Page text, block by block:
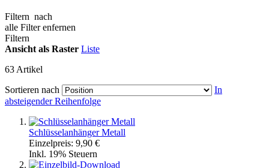
Filtern nach
alle Filter enfernen
Filtern
Ansicht als Raster Liste
63Artikel
Sortieren nach
In
absteigender Reihenfolge
Schlüsselanhänger Metall
Einzelpreis: 9,90 €
Inkl. 19% Steuern